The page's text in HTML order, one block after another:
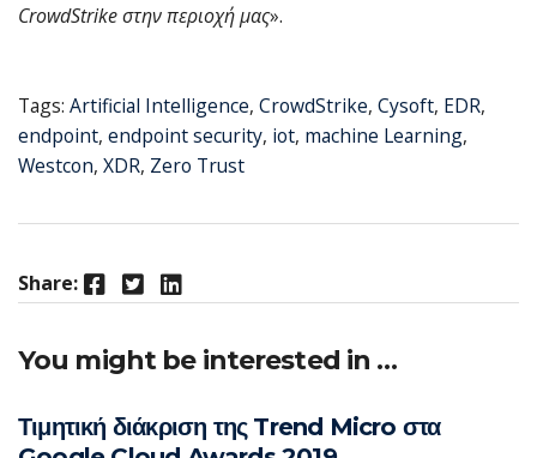
CrowdStrike στην περιοχή μας».
Tags: Artificial Intelligence, CrowdStrike, Cysoft, EDR,
endpoint, endpoint security, iot, machine Learning,
Westcon, XDR, Zero Trust
Share: Facebook Twitter LinkedIn
You might be interested in …
Τιμητική διάκριση της Trend Micro στα